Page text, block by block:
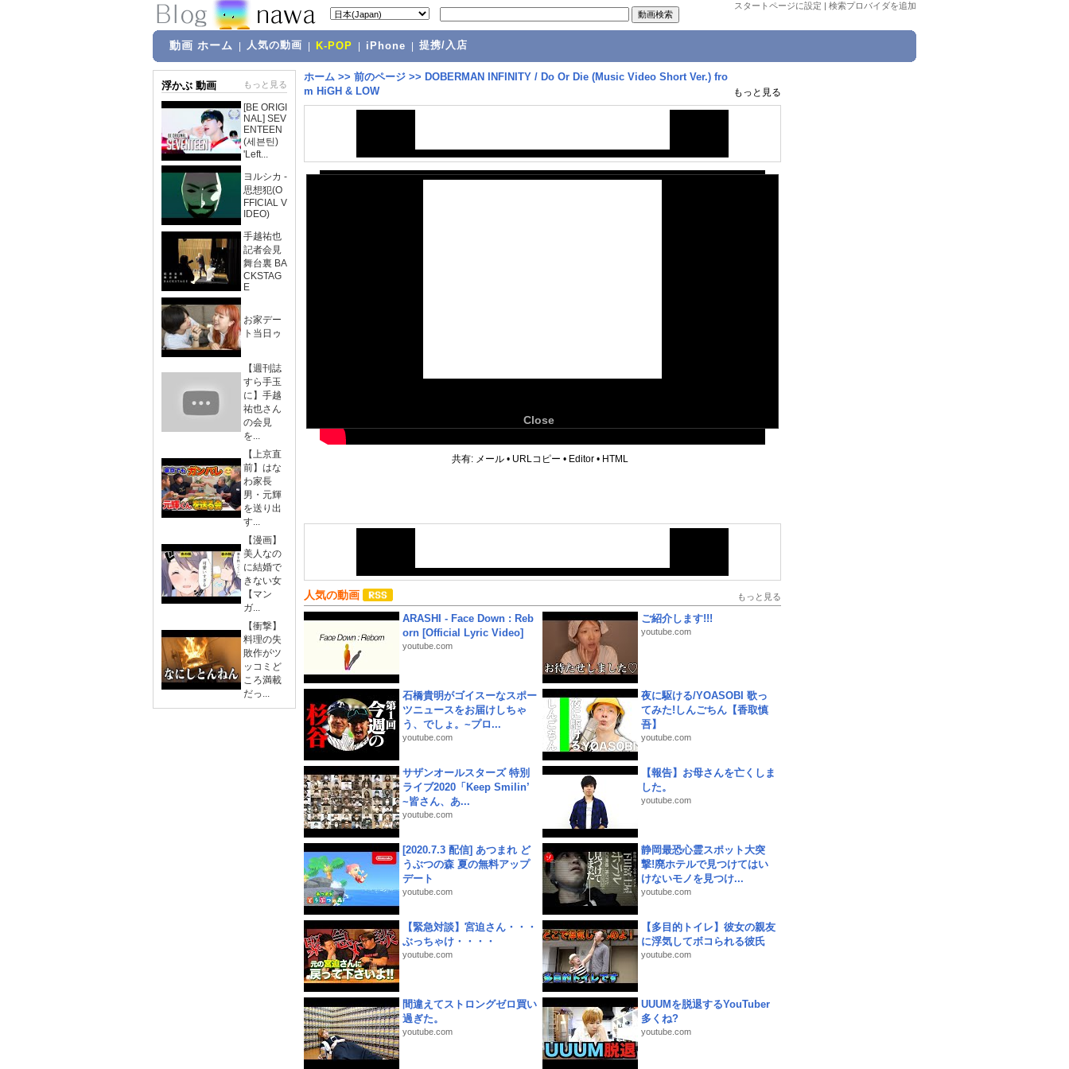
スタートページに設定 | 検索プロバイダを追加
動画 ホーム 人気の動画 K-POP iPhone 提携/入店
浮かぶ 動画 もっと見る
[BE ORIGI
NAL] SEV
ENTEEN
(세븐틴)
'Left...
ヨルシカ -
思想犯(O
FFICIAL V
IDEO)
手越祐也
記者会見
舞台裏 BA
CKSTAG
E
お家デー
ト当日ゥ
【週刊誌
すら手玉
に】手越
祐也さん
の会見
を...
【上京直
前】はな
わ家長
男・元輝
を送り出
す...
【漫画】
美人なの
に結婚で
きない女
【マン
ガ...
【衝撃】
料理の失
敗作がツ
ッコミど
ころ満載
だっ...
ホーム >> 前のページ >> DOBERMAN INFINITY / Do Or Die (Music Video Short Ver.) fro
m HiGH & LOW
もっと見る
Close
共有: メール • URLコピー • Editor • HTML
人気の動画 もっと見る
ARASHI - Face Down : Reb
orn [Official Lyric Video]
youtube.com
ご紹介します!!!
youtube.com
石橋貴明がゴイスーなスポー
ツニュースをお届けしちゃ
う、でしょ。~プロ...
youtube.com
夜に駆ける/YOASOBI 歌っ
てみた!しんごちん【香取慎
吾】
youtube.com
サザンオールスターズ 特別
ライブ2020「Keep Smilin’
~皆さん、あ...
youtube.com
【報告】お母さんを亡くしま
した。
youtube.com
[2020.7.3 配信] あつまれ ど
うぶつの森 夏の無料アップ
デート
youtube.com
静岡最恐心霊スポット大突
撃!廃ホテルで見つけてはい
けないモノを見つけ...
youtube.com
【緊急対談】宮迫さん・・・
ぶっちゃけ・・・・
youtube.com
【多目的トイレ】彼女の親友
に浮気してボコられる彼氏
youtube.com
間違えてストロングゼロ買い
過ぎた。
youtube.com
UUUMを脱退するYouTuber
多くね?
youtube.com